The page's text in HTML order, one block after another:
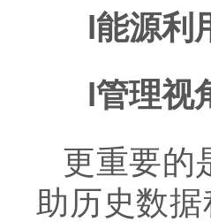
能源利
管理视
更重要的
助历史数